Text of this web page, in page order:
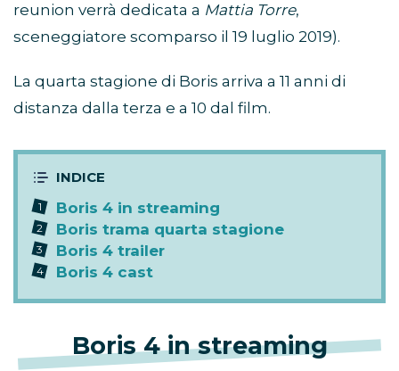
reunion verrà dedicata a Mattia Torre,
sceneggiatore scomparso il 19 luglio 2019).
La quarta stagione di Boris arriva a 11 anni di
distanza dalla terza e a 10 dal film.
Boris 4 in streaming
Boris trama quarta stagione
Boris 4 trailer
Boris 4 cast
Boris 4 in streaming